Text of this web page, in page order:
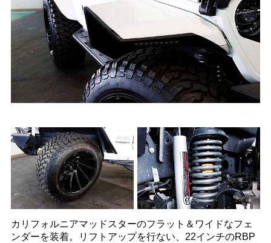
カリフォルニアマッドスターのフラット＆ワイドなフェ
ンダーを装着。リフトアップを行ない、22インチのRBP